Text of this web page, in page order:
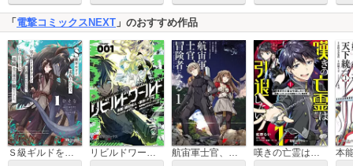
「 電撃コミックスNEXT 」のおすすめ作品
Ｓ級ギルドを追放されたけど、実は俺だけドラゴンの言葉がわかるので、気付いたときには竜騎士の頂点を極めてました。 リビルドワールド 航宙軍士官、冒険者になる 嘆きの亡霊は引退したい ～最弱ハンターによる最強パーティ育成術～